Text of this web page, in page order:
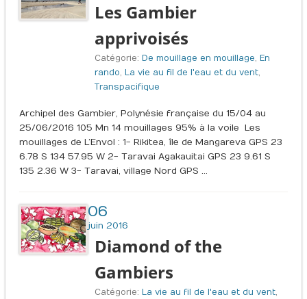
Les Gambier
apprivoisés
Catégorie: De mouillage en mouillage, En
rando, La vie au fil de l'eau et du vent,
Transpacifique
Archipel des Gambier, Polynésie française du 15/04 au
25/06/2016 105 Mn 14 mouillages 95% à la voile Les
mouillages de L’Envol : 1- Rikitea, île de Mangareva GPS 23
6.78 S 134 57.95 W 2- Taravai Agakauitai GPS 23 9.61 S
135 2.36 W 3- Taravai, village Nord GPS …
06
juin 2016
Diamond of the
Gambiers
Catégorie: La vie au fil de l'eau et du vent,